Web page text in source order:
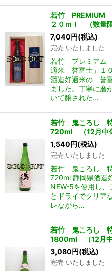
若竹 PREMIUM
２０ｍｌ （数量限
7,040円(税込)
完売 いたしました
若竹 プレミアム
適米「誉富士」１
酒造好適米の「誉
ました。丁寧に磨
いて醸された…
若竹 鬼ころし
720ml （12月中
1,540円(税込)
完売 いたしました
若竹 鬼ころし
720ml 静岡県酒造
NEW-5を使用し、
とドライでクリア
レながら…
若竹 鬼ころし
1800ml （12月
3,080円(税込)
完売 いたしました